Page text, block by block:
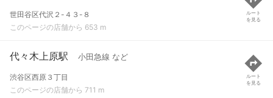
世田谷区代沢２-４３-８
このページの店舗から 653 m
ルート
を見る
代々木上原駅 小田急線 など
渋谷区西原３丁目
このページの店舗から 711 m
ルート
を見る